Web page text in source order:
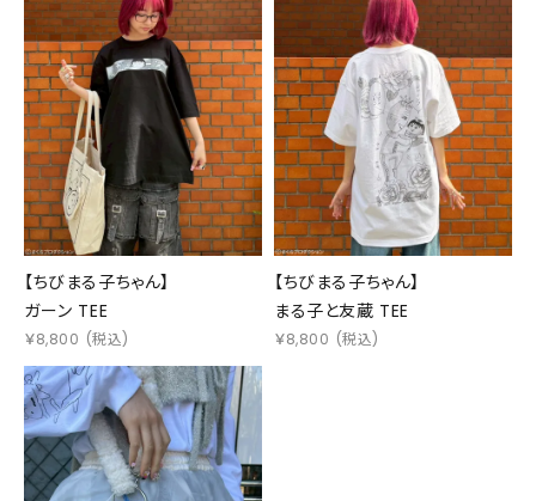
【ちびまる子ちゃん】
ガーン TEE
￥8,800 (税込)
【ちびまる子ちゃん】
まる子と友蔵 TEE
￥8,800 (税込)